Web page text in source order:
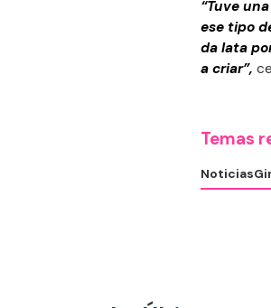
“Tuve
ese tipo
da lata
a criar”,
Temas
Noticias